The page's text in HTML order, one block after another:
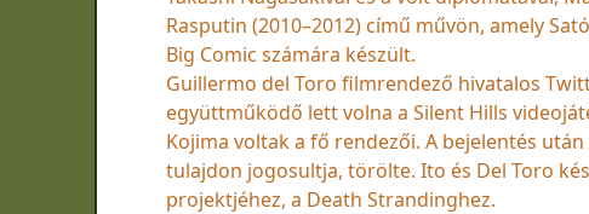
Rasputin (2010–2012) című művön, amely
Big Comic számára készült.
Guillermo del Toro filmrendező hivatalos
együttműködő lett volna a Silent Hills
Kojima voltak a fő rendezői. A bejelentés
tulajdon jogosultja, törölte. Ito és Del Toro
projektjéhez, a Death Strandinghez.